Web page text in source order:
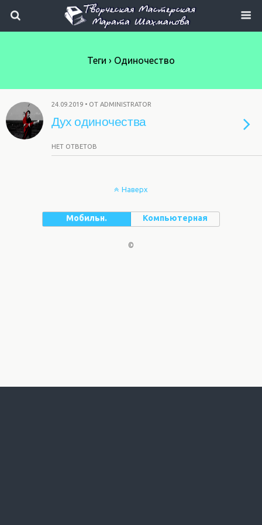
Теги › Одиночество
24.09.2019 • ОТ ADMINISTRATOR
Дух одиночества
НЕТ ОТВЕТОВ
Наверх
Мобильн. Компьютерная
©